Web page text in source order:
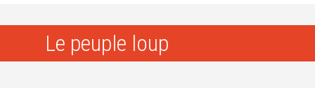
Le peuple loup